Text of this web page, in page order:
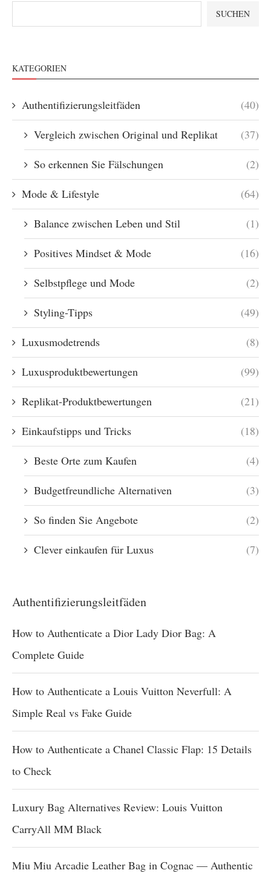
SUCHEN
KATEGORIEN
Authentifizierungsleitfäden (40)
Vergleich zwischen Original und Replikat (37)
So erkennen Sie Fälschungen (2)
Mode & Lifestyle (64)
Balance zwischen Leben und Stil (1)
Positives Mindset & Mode (16)
Selbstpflege und Mode (2)
Styling-Tipps (49)
Luxusmodetrends (8)
Luxusproduktbewertungen (99)
Replikat-Produktbewertungen (21)
Einkaufstipps und Tricks (18)
Beste Orte zum Kaufen (4)
Budgetfreundliche Alternativen (3)
So finden Sie Angebote (2)
Clever einkaufen für Luxus (7)
Authentifizierungsleitfäden
How to Authenticate a Dior Lady Dior Bag: A
Complete Guide
How to Authenticate a Louis Vuitton Neverfull: A
Simple Real vs Fake Guide
How to Authenticate a Chanel Classic Flap: 15 Details
to Check
Luxury Bag Alternatives Review: Louis Vuitton
CarryAll MM Black
Miu Miu Arcadie Leather Bag in Cognac — Authentic